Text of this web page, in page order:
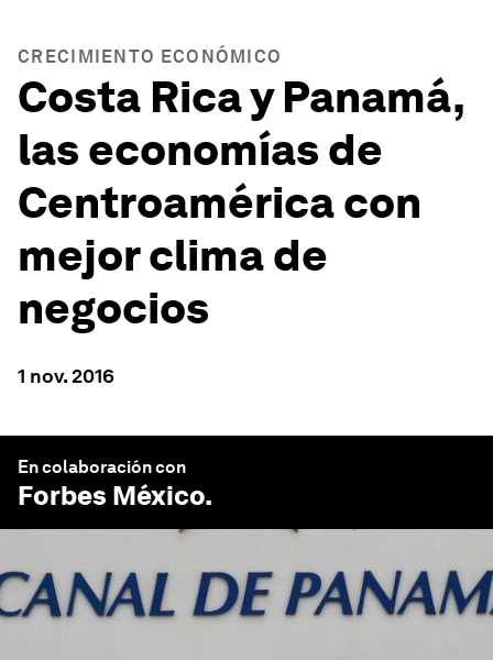
CRECIMIENTO ECONÓMICO
Costa Rica y Panamá,
las economías de
Centroamérica con
mejor clima de
negocios
1 nov. 2016
En colaboración con
Forbes México.